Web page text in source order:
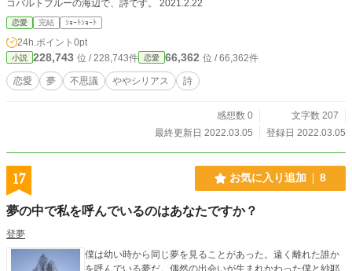
コバルトブルーの海辺で、詩です。 2021.2.22
恋愛 完結 ｼｮｰﾄｼｮｰﾄ
24h.ポイント 0pt
小説 228,743 位 / 228,743件 恋愛 66,362 位 / 66,362件
恋愛 夢 不思議 ややシリアス 詩
感想数 0
文字数 207
最終更新日 2022.03.05
登録日 2022.03.05
17 お気に入り追加 8
夢の中で私を呼んでいるのはあなたですか？
登夢
僕は幼い時から同じ夢を見ることがあった。遠く離れた誰か
を呼んでいる夢だ。偶然の出会いが生まれかわった僕と紗耶